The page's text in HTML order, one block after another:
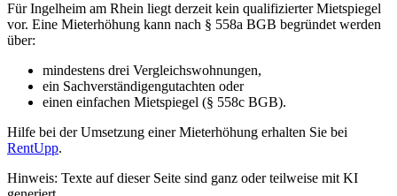
Für Ingelheim am Rhein liegt derzeit kein qualifizierter Mietspiegel
vor. Eine Mieterhöhung kann nach § 558a BGB begründet werden
über:
mindestens drei Vergleichswohnungen,
ein Sachverständigengutachten oder
einen einfachen Mietspiegel (§ 558c BGB).
Hilfe bei der Umsetzung einer Mieterhöhung erhalten Sie bei
RentUpp.
Hinweis: Texte auf dieser Seite sind ganz oder teilweise mit KI